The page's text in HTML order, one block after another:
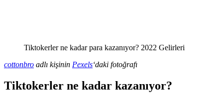
Tiktokerler ne kadar para kazanıyor? 2022 Gelirleri
cottonbro adlı kişinin Pexels‘daki fotoğrafı
Tiktokerler ne kadar kazanıyor?